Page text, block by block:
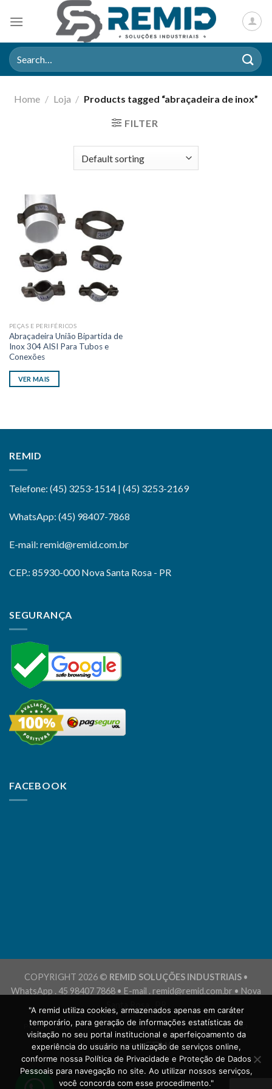
Search
for:
Home / Loja / Products tagged “abraçadeira de inox”
FILTER
PEÇAS E PERIFÉRICOS
Abraçadeira União Bipartida de
Inox 304 AISI Para Tubos e
Conexões
VER MAIS
REMID
Telefone: (45) 3253-1514 | (45) 3253-2169
WhatsApp: (45) 98407-7868
E-mail: remid@remid.com.br
CEP.: 85930-000 Nova Santa Rosa - PR
SEGURANÇA
FACEBOOK
COPYRIGHT 2026 © REMID SOLUÇÕES INDUSTRIAIS•
WhatsApp . 45 98407 7868 • E-mail . remid@remid.com.br • Nova
Santa Rosa . PR
POLÍTICA DE PRIVACIDADE TERMOS E CONDIÇÕES DE USO
"A remid utiliza cookies, armazenados apenas em caráter
temporário, para geração de informações estatísticas de
visitação no seu portal institucional e aperfeiçoamento da
experiência do usuário na utilização de serviços online,
conforme nossa Política de Privacidade e Proteção de Dados
Pessoais para navegação no site. Ao utilizar nossos serviços,
você concorda com esse procedimento."